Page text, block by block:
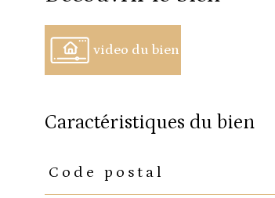
video du bien
caractéristiques du bien
Caractéristiques Valeurs
Code postal